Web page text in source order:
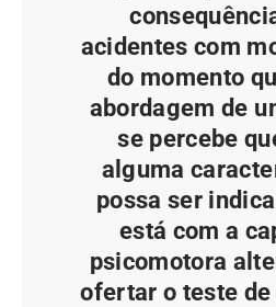
acidentes com
do momento
abordagem de
se percebe
alguma
possa ser
está com a
psicomotora
ofertar o teste